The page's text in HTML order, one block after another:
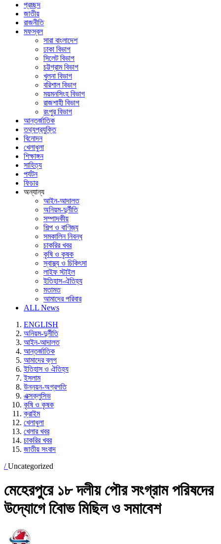
প্রচ্ছদ
জাতীয়
রাজনীতি
মফস্বল
সারা বাংলাদেশ
ঢাকা বিভাগ
সিলেট বিভাগ
চট্টগ্রাম বিভাগ
খুলনা বিভাগ
বরিশাল বিভাগ
ময়মনসিংহ বিভাগ
রাজশাহী বিভাগ
রংপুর বিভাগ
আন্তর্জাতিক
তথ্যপ্রযুক্তি
বিনোদন
খেলাধুলা
শিক্ষাঙ্গন
সাহিত্য
পর্যটন
ফিচার
অন্যান্য
আইন-আদালত
অনিয়ম-দুর্নীতি
সম্পাদকীয়
শিল্প ও বাণিজ্য
সমকালিন নিবন্ধ
চাকরির খবর
কৃষি ও কৃষক
স্বাস্থ্য ও চিকিৎসা
লাইফ স্টাইল
ইতিহাস-ঐতিহ্য
মতামত
আমাদের পরিবার
ALL News
ENGLISH
অনিয়ম-দুর্নীতি
আইন-আদালত
আন্তর্জাতিক
আমাদের ব্লগ
ইতিহাস ও ঐতিহ্য
ইসলাম
উন্নয়ন-অগ্রগতি
এক্সক্লুসিভ
কৃষি ও কৃষক
ক্রাইম
খেলাধুলা
খেলার খবর
চাকরির খবর
জাতীয় সংবাদ
/Uncategorized
মেহেরপুরে ১৮ দলীয় পৌর সংগ্রাম পরিষদের
উদ্যোগে বিােভ মিছিল ও সমাবেশ